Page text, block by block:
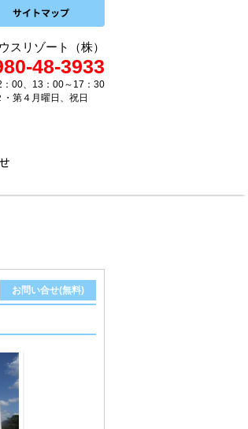
スリゾート（株）
48-3933
00、13：00～17：30
第４月曜日、祝日
お問い合せ(無料)